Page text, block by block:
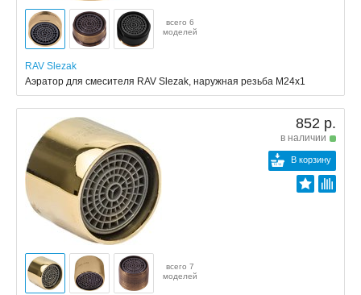
всего 6
моделей
RAV Slezak
Аэратор для смесителя RAV Slezak, наружная резьба M24x1
852 р.
в наличии
В корзину
всего 7
моделей